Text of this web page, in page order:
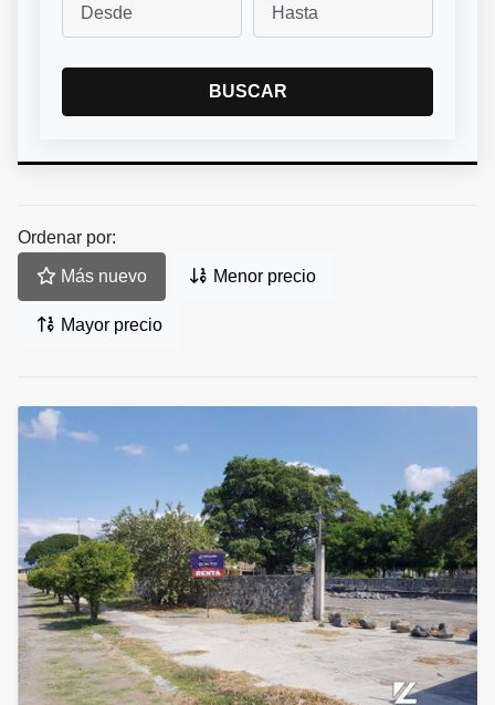
BUSCAR
Ordenar por:
Más nuevo Menor precio
Mayor precio